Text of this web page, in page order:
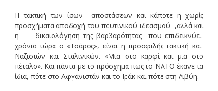
Η τακτική των ίσων αποστάσεων και κάποτε η χωρίς
προσχήματα αποδοχή του πουτινικού ιδεασμού ,αλλά και
η δικαιολόγηση της βαρβαρότητας που επιδεικνύει
χρόνια τώρα ο «Τσάρος», είναι η προσφιλής τακτική και
Ναζιστών και Σταλινικών. «Μια στο καρφί και μια στο
πέταλο». Και πάντα με το πρόσχημα πως το ΝΑΤΟ έκανε τα
ίδια, πότε στο Αφγανιστάν και το Ιράκ και πότε στη Λιβύη.